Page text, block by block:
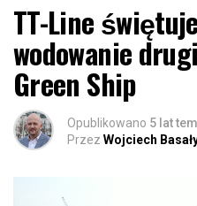
TT-Line
wodowanie
Green Ship
Opublikowano 5 lat
Przez Wojciech